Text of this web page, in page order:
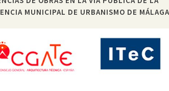
MUNICIPAL DE URBANISMO DE MÁLAGA